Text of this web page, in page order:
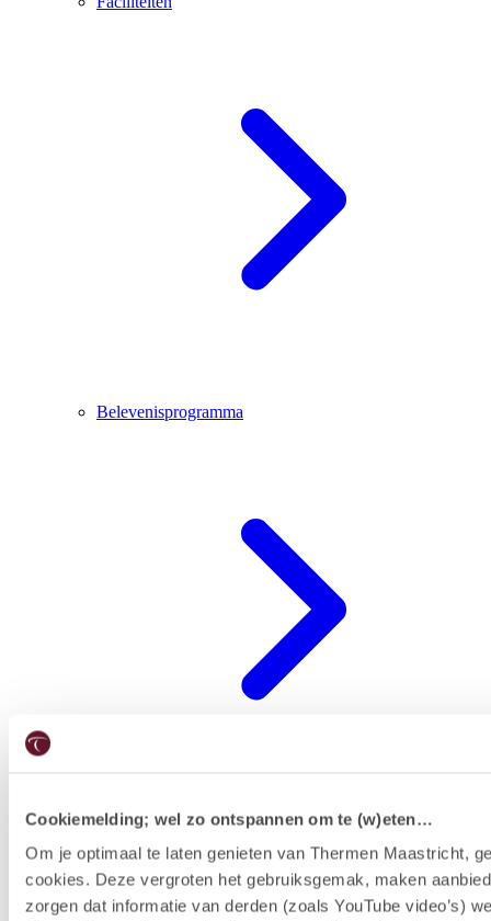
Cookiemelding; wel zo ontspannen om te (w)eten…
Om je optimaal te laten genieten van Thermen Maastricht,
cookies. Deze vergroten het gebruiksgemak, maken
zorgen dat informatie van derden (zoals YouTube video’s)
Belevenisprogramma
Restaurants